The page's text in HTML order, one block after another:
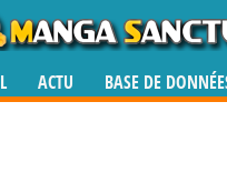
ACTU BASE DE